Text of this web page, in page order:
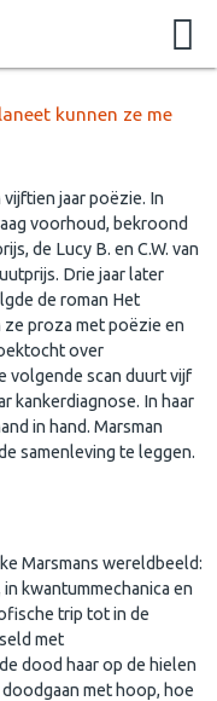
kunnen ze me
vijftien jaar poëzie. In
voorhoud, bekroond
de Lucy B. en C.W. van
Drie jaar later
de roman Het
proza met poëzie en
over
volgende scan duurt vijf
kankerdiagnose. In haar
in hand. Marsman
samenleving te leggen.
Marsmans wereldbeeld:
kwantummechanica en
trip tot in de
met
dood haar op de hielen
met hoop, hoe